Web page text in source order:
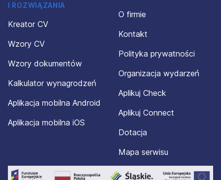
I ROZWIĄZANIA
Kreator CV
Wzory CV
Wzory dokumentów
Kalkulator wynagrodzeń
Aplikacja mobilna Android
Aplikacja mobilna iOS
O firmie
Kontakt
Polityka prywatności
Organizacja wydarzeń
Aplikuj Check
Aplikuj Connect
Dotacja
Mapa serwisu